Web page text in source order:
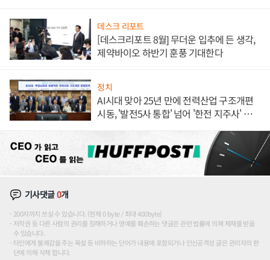
데스크 리포트
[데스크리포트 8월] 무더운 입추에 든 생각,
제약바이오 하반기 훈풍 기대한다
정치
AI시대 맞아 25년 만에 전력산업 구조개편
시동, '발전5사 통합' 넘어 '한전 지주사' 재편
기사댓글0개
200자까지 쓰실 수 있습니다. (현재 0 byte / 최대 400byte)
저작권 등 다른 사람의 권리를 침해하거나 명예를 훼손하는 댓글은 관련 법률에 의해 제재를 받을
수 있습니다.
타인에게 불쾌감을 주는 욕설 등 비하하는 단어가 내용에 포함되거나 인신공격성 글은 관리자의 판
단에 의해 삭제 합니다.